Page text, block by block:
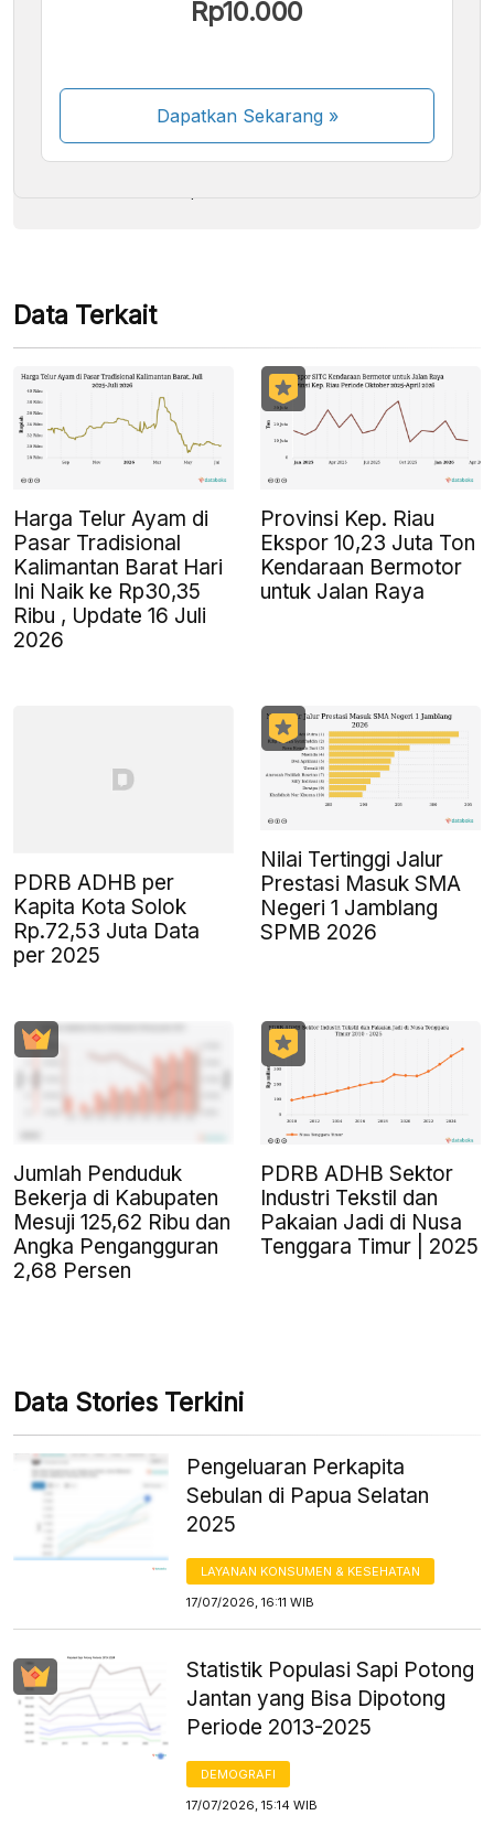
Rp10.000
Dapatkan Sekarang»
Kami menerima pembayaran berikut:
Beberapa metode pembayaran masih dalam
Data Terkait
Harga Telur Ayam di
Pasar Tradisional
Kalimantan Barat Hari
Ini Naik ke Rp30,35
Ribu , Update 16 Juli
2026
Provinsi Kep. Riau
Ekspor 10,23 Juta Ton
Kendaraan Bermotor
untuk Jalan Raya
PDRB ADHB per
Kapita Kota Solok
Rp.72,53 Juta Data
per 2025
Nilai Tertinggi Jalur
Prestasi Masuk SMA
Negeri 1 Jamblang
SPMB 2026
Jumlah Penduduk
Bekerja di Kabupaten
Mesuji 125,62 Ribu dan
Angka Pengangguran
2,68 Persen
PDRB ADHB Sektor
Industri Tekstil dan
Pakaian Jadi di Nusa
Tenggara Timur | 2025
Data Stories Terkini
Pengeluaran Perkapita
Sebulan di Papua Selatan
2025
LAYANAN KONSUMEN & KESEHATAN
17/07/2026, 16:11 WIB
Statistik Populasi Sapi Potong
Jantan yang Bisa Dipotong
Periode 2013-2025
DEMOGRAFI
17/07/2026, 15:14 WIB